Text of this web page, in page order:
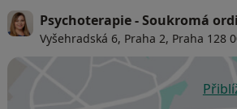
Psychoterapie - Soukromá
Vyšehradská 6, Praha 2, Praha 128